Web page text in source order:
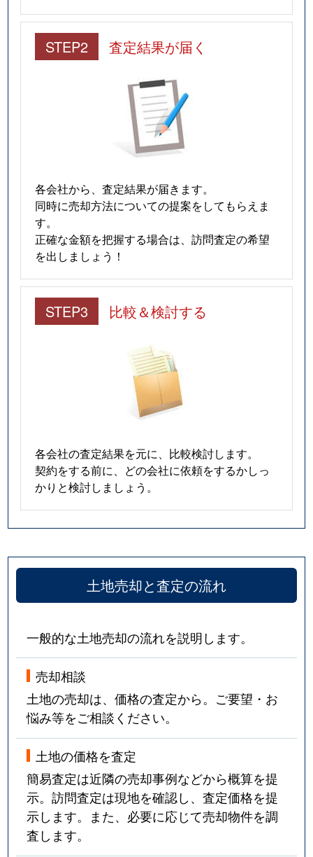
STEP2 査定結果が届く
各会社から、査定結果が届きます。
同時に売却方法についての提案をしてもらえま
す。
正確な金額を把握する場合は、訪問査定の希望
を出しましょう！
STEP3 比較＆検討する
各会社の査定結果を元に、比較検討します。
契約をする前に、どの会社に依頼をするかしっ
かりと検討しましょう。
土地売却と査定の流れ
一般的な土地売却の流れを説明します。
売却相談
土地の売却は、価格の査定から。ご要望・お
悩み等をご相談ください。
土地の価格を査定
簡易査定は近隣の売却事例などから概算を提
示。訪問査定は現地を確認し、査定価格を提
示します。また、必要に応じて売却物件を調
査します。